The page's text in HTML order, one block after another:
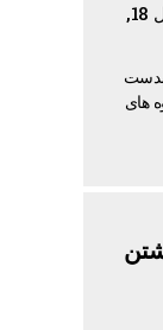
توسط ائتلاف جهانی علیه مجازات اعدام, بر آوریل 18,
بدست
های